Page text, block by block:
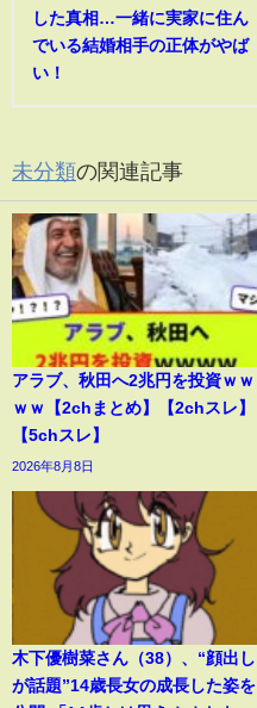
した真相…一緒に実家に住ん
でいる結婚相手の正体がやば
い！
未分類の関連記事
アラブ、秋田へ2兆円を投資ｗｗ
ｗｗ【2chまとめ】【2chスレ】
【5chスレ】
2026年8月8日
木下優樹菜さん（38）、“顔出し
が話題”14歳長女の成長した姿を